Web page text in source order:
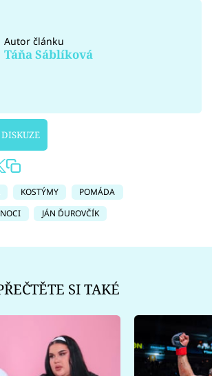
Autor článku
Táňa Sáblíková
KOSTÝMY
POMÁDA
JÁN ĎUROVČÍK
SI TAKÉ